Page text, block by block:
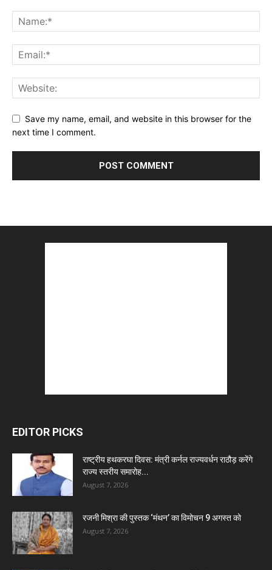
Save my name, email, and website in this browser for the
next time I comment.
EDITOR PICKS
राष्ट्रीय हथकरघा दिवस: मंत्री कर्नल राज्यवर्धन राठौड़ करेंगे
राज्य स्तरीय समारोह...
August 7, 2026
रजनी मिश्रा की पुस्तक ‘मंथन’ का विमोचन 9 अगस्त को
August 7, 2026